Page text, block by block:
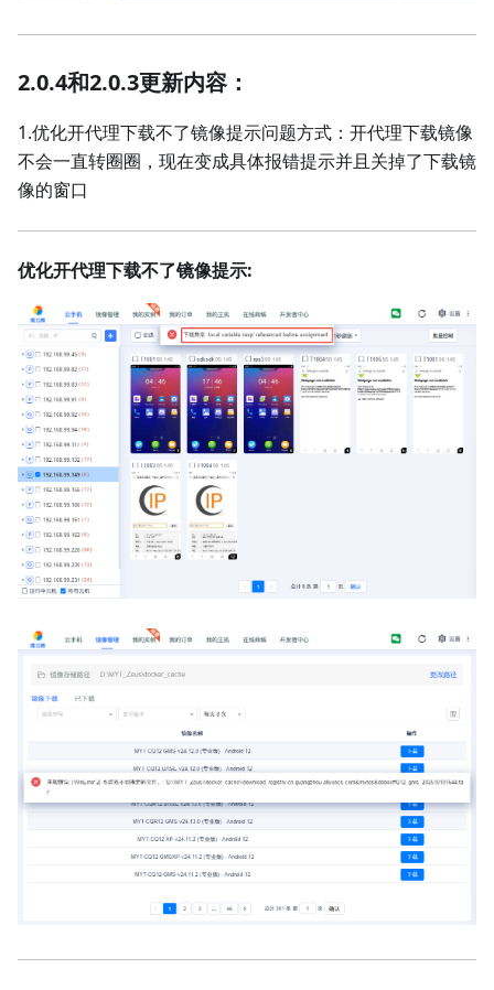
2.0.4和2.0.3更新内容：
1.优化开代理下载不了镜像提示问题方式：开代理下载镜像
不会一直转圈圈，现在变成具体报错提示并且关掉了下载镜
像的窗口
优化开代理下载不了镜像提示: